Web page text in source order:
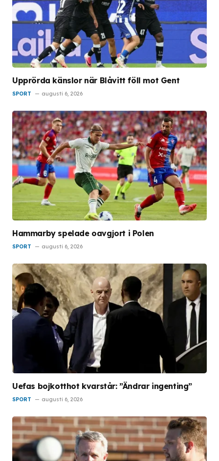
Upprörda känslor när Blåvitt föll mot Gent
SPORT augusti 6, 2026
Hammarby spelade oavgjort i Polen
SPORT augusti 6, 2026
Uefas bojkotthot kvarstår: ”Ändrar ingenting”
SPORT augusti 6, 2026